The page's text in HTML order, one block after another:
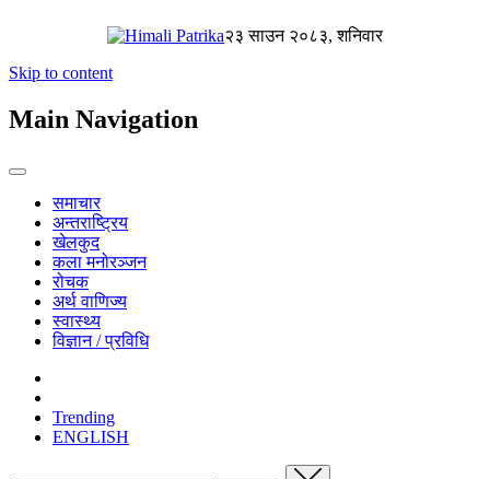
२३ साउन २०८३, शनिवार
Skip to content
Main Navigation
समाचार
अन्तराष्ट्रिय
खेलकुद
कला मनोरञ्जन
रोचक
अर्थ वाणिज्य
स्वास्थ्य
विज्ञान / प्रविधि
Trending
ENGLISH